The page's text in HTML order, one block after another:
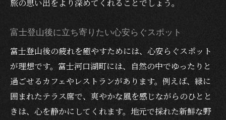
所
特別メニューでサプライズ演出
おしゃれな内装と洗練されたサービス
思い出に残るフォトジェニックなスポット
デートにおすすめの静かで落ち着いた空間
旅の思い出をより深めてくれることでしょう。
富士登山後に立ち寄りたい心安らぐスポット
富士登山後の疲れを癒やすためには、心安らぐスポット
が理想です。富士河口湖町には、自然の中でゆったりと
過ごせるカフェやレストランがあります。例えば、緑に
囲まれたテラス席で、爽やかな風を感じながらのひとと
きは、心を静かにしてくれます。地元で採れた新鮮な野